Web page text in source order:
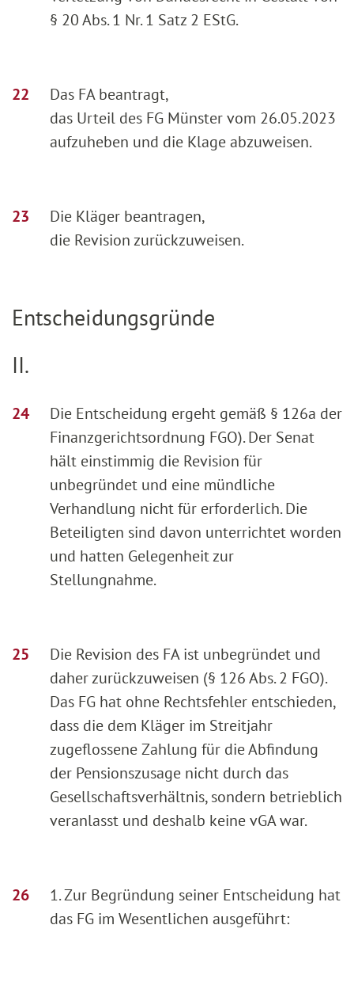
§ 20 Abs. 1 Nr. 1 Satz 2 EStG.
Das FA beantragt,
das Urteil des FG Münster vom 26.05.2023
aufzuheben und die Klage abzuweisen.
Die Kläger beantragen,
die Revision zurückzuweisen.
Entscheidungsgründe
II.
Die Entscheidung ergeht gemäß § 126a der
Finanzgerichtsordnung FGO). Der Senat
hält einstimmig die Revision für
unbegründet und eine mündliche
Verhandlung nicht für erforderlich. Die
Beteiligten sind davon unterrichtet worden
und hatten Gelegenheit zur
Stellungnahme.
Die Revision des FA ist unbegründet und
daher zurückzuweisen (§ 126 Abs. 2 FGO).
Das FG hat ohne Rechtsfehler entschieden,
dass die dem Kläger im Streitjahr
zugeflossene Zahlung für die Abfindung
der Pensionszusage nicht durch das
Gesellschaftsverhältnis, sondern betrieblich
veranlasst und deshalb keine vGA war.
1. Zur Begründung seiner Entscheidung hat
das FG im Wesentlichen ausgeführt: